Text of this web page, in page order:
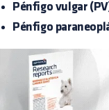
Pénfigo vulgar
Pénfigo